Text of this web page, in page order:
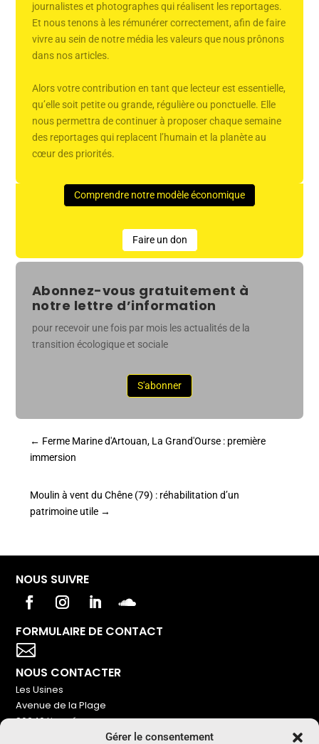
Gérer le consentement
journalistes et photographes qui réalisent les reportages.
Et nous tenons à les rémunérer correctement, afin de faire
vivre au sein de notre média les valeurs que nous prônons
dans nos articles.
Alors votre contribution en tant que lecteur est essentielle,
qu’elle soit petite ou grande, régulière ou ponctuelle. Elle
nous permettra de continuer à proposer chaque semaine
des reportages qui replacent l’humain et la planète au
cœur des priorités.
Comprendre notre modèle économique
Faire un don
Abonnez-vous gratuitement à
notre lettre d’information
pour recevoir une fois par mois les actualités de la
transition écologique et sociale
S'abonner
← Ferme Marine d'Artouan, La Grand'Ourse : première
immersion
Moulin à vent du Chêne (79) : réhabilitation d’un
patrimoine utile →
NOUS SUIVRE
FORMULAIRE DE CONTACT

NOUS CONTACTER
Les Usines
Avenue de la Plage
86240 Ligugé